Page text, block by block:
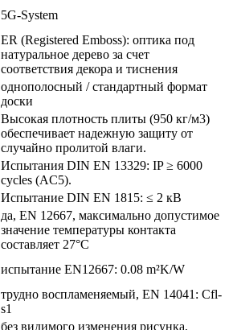
5G-System
ER (Registered Emboss): оптика под
натуральное дерево за счет
соответствия декора и тиснения
однополосный / стандартный формат
доски
Высокая плотность плиты (950 кг/м3)
обеспечивает надежную защиту от
случайно пролитой влаги.
Испытания DIN EN 13329: IP ≥ 6000
cycles (AC5).
Испытание DIN EN 1815: ≤ 2 кВ
да, EN 12667, максимально допустимое
значение температуры контакта
составляет 27°С
испытание EN12667: 0.08 m²K/W
трудно воспламеняемый, EN 14041: Cfl-
s1
без видимого изменения рисунка,